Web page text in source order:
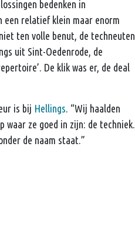
bedenken in
relatief klein maar enorm
ten volle benut, de techneuten
uit Sint-Oedenrode, de
De klik was er, de deal
is bij Hellings. “Wij haalden
waar ze goed in zijn: de techniek.
de naam staat.”